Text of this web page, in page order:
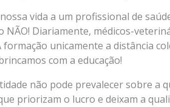
vida a um profissional de
NÃO! Diariamente, médicos-
formação unicamente a distância
com a educação!
não pode prevalecer sobre a
priorizam o lucro e deixam a